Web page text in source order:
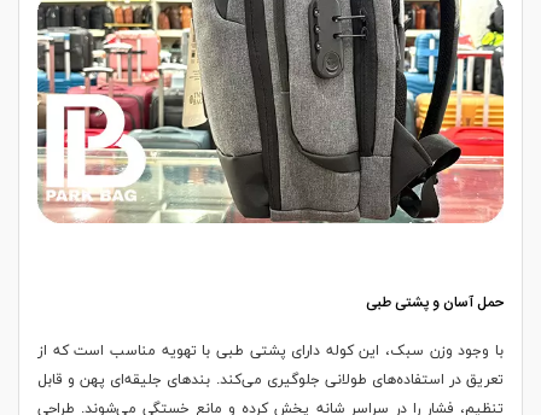
حمل آسان و پشتی طبی
با وجود وزن سبک، این کوله دارای پشتی طبی با تهویه مناسب است که از
تعریق در استفاده‌های طولانی جلوگیری می‌کند. بندهای جلیقه‌ای پهن و قابل
تنظیم، فشار را در سراسر شانه پخش کرده و مانع خستگی می‌شوند. طراحی